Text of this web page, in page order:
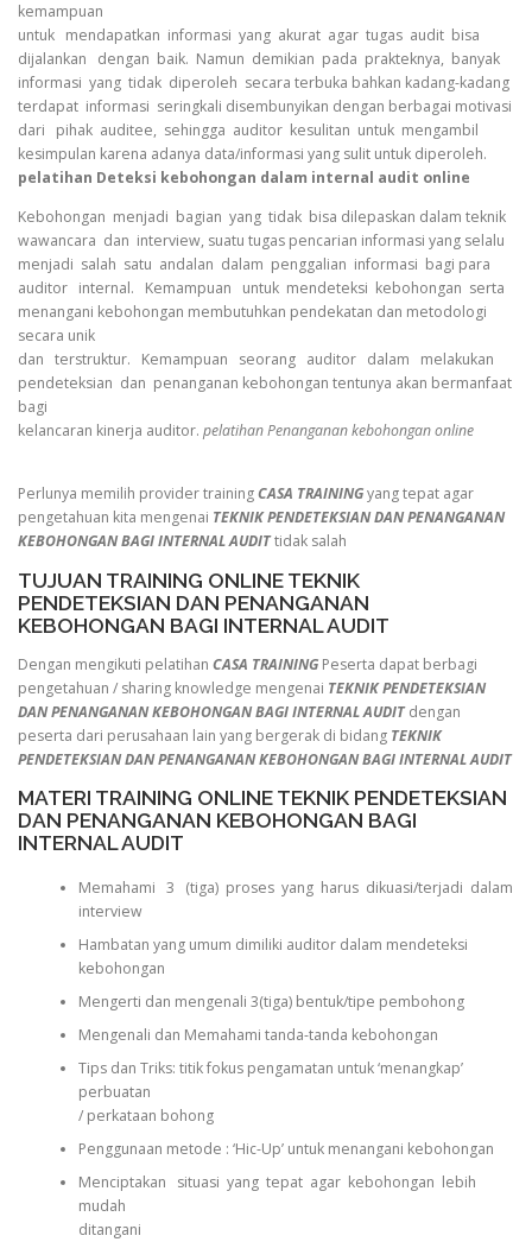
kemampuan
untuk mendapatkan informasi yang akurat agar tugas audit bisa
dijalankan dengan baik. Namun demikian pada prakteknya, banyak
informasi yang tidak diperoleh secara terbuka bahkan kadang-kadang
terdapat informasi seringkali disembunyikan dengan berbagai motivasi
dari pihak auditee, sehingga auditor kesulitan untuk mengambil
kesimpulan karena adanya data/informasi yang sulit untuk diperoleh.
pelatihan Deteksi kebohongan dalam internal audit online
Kebohongan menjadi bagian yang tidak bisa dilepaskan dalam teknik
wawancara dan interview, suatu tugas pencarian informasi yang selalu
menjadi salah satu andalan dalam penggalian informasi bagi para
auditor internal. Kemampuan untuk mendeteksi kebohongan serta
menangani kebohongan membutuhkan pendekatan dan metodologi
secara unik
dan terstruktur. Kemampuan seorang auditor dalam melakukan
pendeteksian dan penanganan kebohongan tentunya akan bermanfaat
bagi
kelancaran kinerja auditor. pelatihan Penanganan kebohongan online
Perlunya memilih provider trainingCASA TRAININGyang tepat agar
pengetahuan kita mengenai TEKNIK PENDETEKSIAN DAN PENANGANAN
KEBOHONGAN BAGI INTERNAL AUDITtidak salah
TUJUAN TRAINING ONLINE TEKNIK
PENDETEKSIAN DAN PENANGANAN
KEBOHONGAN BAGI INTERNAL AUDIT
Dengan mengikuti pelatihan CASA TRAINING Peserta dapat berbagi
pengetahuan / sharing knowledge mengenai TEKNIK PENDETEKSIAN
DAN PENANGANAN KEBOHONGAN BAGI INTERNAL AUDITdengan
peserta dari perusahaan lain yang bergerak di bidang TEKNIK
PENDETEKSIAN DAN PENANGANAN KEBOHONGAN BAGI INTERNAL AUDIT
MATERI TRAINING ONLINE TEKNIK PENDETEKSIAN
DAN PENANGANAN KEBOHONGAN BAGI
INTERNAL AUDIT
Memahami 3 (tiga) proses yang harus dikuasi/terjadi dalam
interview
Hambatan yang umum dimiliki auditor dalam mendeteksi
kebohongan
Mengerti dan mengenali 3(tiga) bentuk/tipe pembohong
Mengenali dan Memahami tanda-tanda kebohongan
Tips dan Triks: titik fokus pengamatan untuk ‘menangkap’
perbuatan
/ perkataan bohong
Penggunaan metode : ‘Hic-Up’ untuk menangani kebohongan
Menciptakan situasi yang tepat agar kebohongan lebih
mudah
ditangani